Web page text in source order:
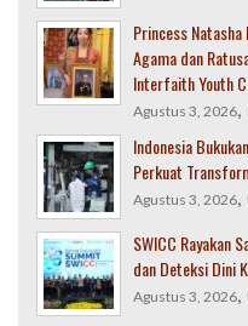
Princess
Agama dan
Interfaith Youth
Agustus 3, 2026,
Indonesia
Perkuat
Agustus 3, 2026,
SWICC Rayakan
dan Deteksi Dini
Agustus 3, 2026,